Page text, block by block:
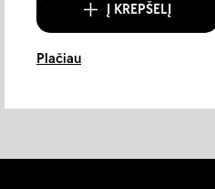
Į KREPŠELĮ
Plačiau